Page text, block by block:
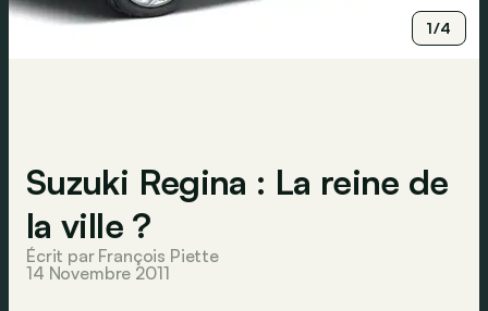
1/4
Suzuki Regina : La reine de
la ville ?
Écrit par François Piette
14 Novembre 2011